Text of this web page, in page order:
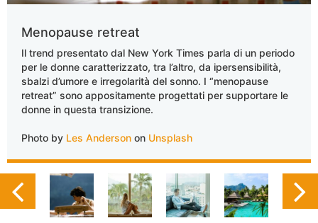
Menopause retreat
Il trend presentato dal New York Times parla di un periodo
per le donne caratterizzato, tra l’altro, da ipersensibilità,
sbalzi d’umore e irregolarità del sonno. I “menopause
retreat” sono appositamente progettati per supportare le
donne in questa transizione.
Photo by Les Anderson on Unsplash